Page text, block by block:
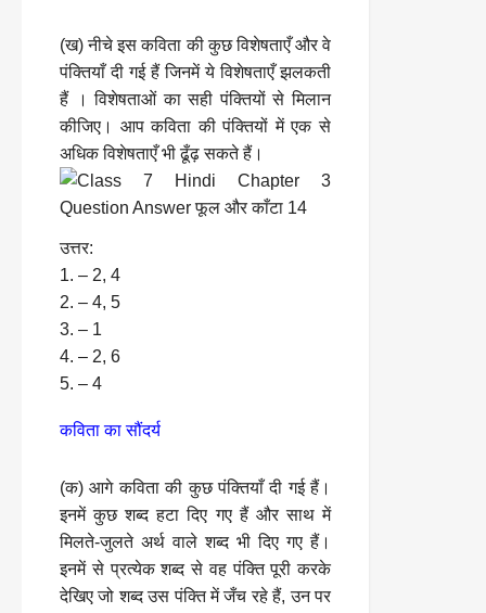
(ख) नीचे इस कविता की कुछ विशेषताएँ और वे
पंक्तियाँ दी गई हैं जिनमें ये विशेषताएँ झलकती
हैं । विशेषताओं का सही पंक्तियों से मिलान
कीजिए। आप कविता की पंक्तियों में एक से
अधिक विशेषताएँ भी ढूँढ़ सकते हैं।
उत्तर:
1. – 2, 4
2. – 4, 5
3. – 1
4. – 2, 6
5. – 4
कविता का सौंदर्य
(क) आगे कविता की कुछ पंक्तियाँ दी गई हैं।
इनमें कुछ शब्द हटा दिए गए हैं और साथ में
मिलते-जुलते अर्थ वाले शब्द भी दिए गए हैं।
इनमें से प्रत्येक शब्द से वह पंक्ति पूरी करके
देखिए जो शब्द उस पंक्ति में जँच रहे हैं, उन पर